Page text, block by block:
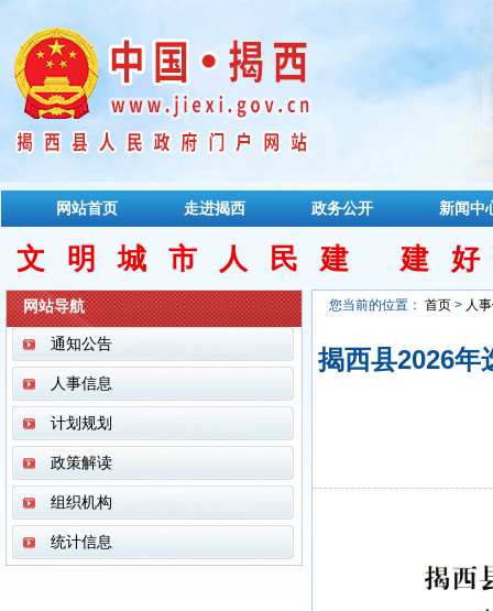
网站首页 走进揭西 政务公开 新闻中
文明城市人民建 建
网站导航
通知公告
人事信息
计划规划
政策解读
组织机构
统计信息
您当前的位置： 首页 > 人
揭西县2026年